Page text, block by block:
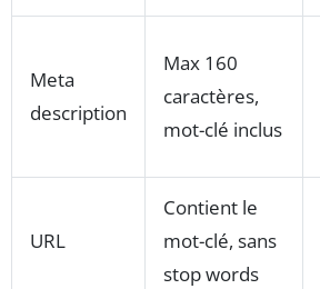
Meta
description
Max 160
caractères,
mot-clé inclus
URL
Contient le
mot-clé, sans
stop words